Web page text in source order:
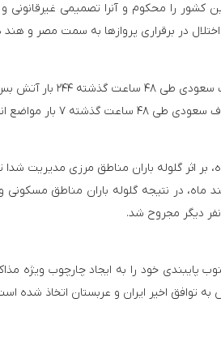
کشور را محکوم و آنرا تصمیمی
در برقراری پروازها به سمت مصر و هند
آتش بس را در این استان نقض کردند.
مدیریت حیس و ۵ بار منطقه الجبلیه را بمباران کردند.
۱۹ و ۲۰ اسفند ماه، در نتیجه گلوله باران
پایبندی خود را به ایجاد چارچوب ویژه
توافق اخیر ایران و عربستان اتخاذ شده